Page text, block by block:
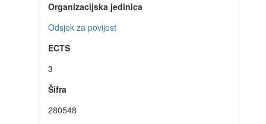
Organizacijska jedinica
Odsjek za povijest
ECTS
3
Šifra
280548